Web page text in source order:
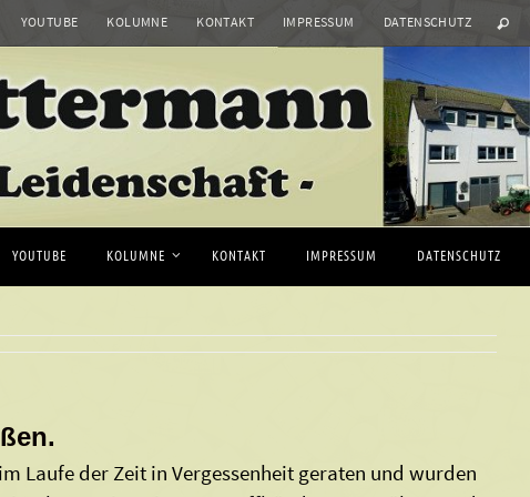
YOUTUBE KOLUMNE KONTAKT IMPRESSUM DATENSCHUTZ
YOUTUBE KOLUMNE KONTAKT IMPRESSUM DATENSCHUTZ
Laufe der Zeit in Vergessenheit geraten und wurden